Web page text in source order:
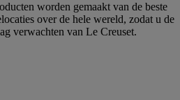
worden gemaakt van de beste
over de hele wereld, zodat u de
verwachten van Le Creuset.